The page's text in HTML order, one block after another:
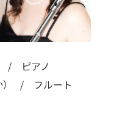
/ ピアノ
） / フルート